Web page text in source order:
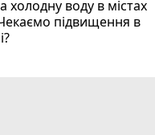
холодну воду в містах
підвищення в